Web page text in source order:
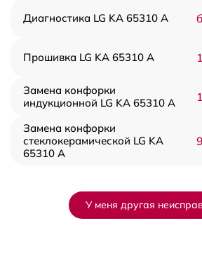
Диагностика LG KA 65310 A
Прошивка LG KA 65310 A
Замена конфорки
индукционной LG KA 65310 A
Замена конфорки
стеклокерамической LG KA
65310 A
У меня другая